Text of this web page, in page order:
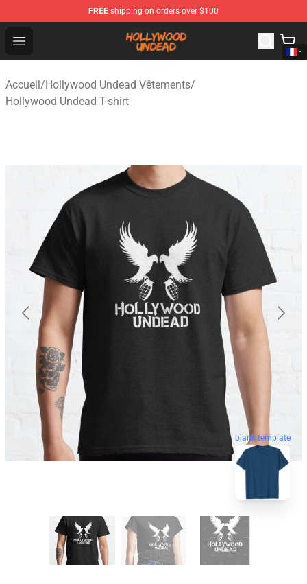
FREE shipping on orders over $100
Open menu
Hollywood Undead Shop - Official Hollywood Undead
Accueil/Hollywood Undead Vêtements/
Hollywood Undead T-shirt
blank template